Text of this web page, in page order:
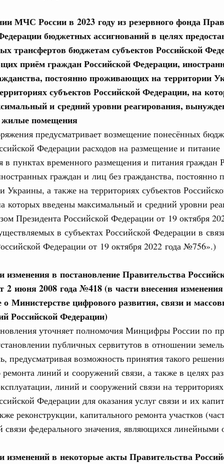
МЧС России в 2023 году из резервного фонда
бюджетных ассигнований в целях
трансфертов бюджетам субъектов Российской
приём граждан Российской Федерации,
постоянно проживающих на территории
субъектов Российской Федерации, на
и средний уровни реагирования,
помещения
предусматривает возмещение понесённых
Федерации расходов на размещение и питание
в пунктах временного размещения и питания граждан
граждан и лиц без гражданства,
Украины, а также на территориях субъектов
которых введены максимальный и средний уровни
Президента Российской Федерации от 19 октября
в субъектах Российской Федерации в
Федерации от 19 октября 2022 года №756».)
изменения в постановление Правительства
2 июня 2008 года №418 (в части внесения изменения
Министерстве цифрового развития, связи и
Российской Федерации)
уточняет полномочия Минцифры России по
публичных сервитутов в отношении
предусматривая возможность принятия такого
ремонта линий и сооружений связи, а также в целях
линий и сооружений связи на
Федерации для оказания услуг связи и их
реконструкции, капитального ремонта участков
федерального значения, являющихся линейными
изменений в некоторые акты Правительства
2 июля 2026 года
понедельник
с представителями Совета палаты
25 июня 2026 года
июня, четверг
в работе Международной
связей и развитию креативных и
понедельник
с рабочим визитом Республику
воскресенье
переговоры с Премьер-министром
Республики Сонсаем Сипхандоном
11 июня 2026 года
июня, среда
3 июня 2026 года
понедельник
Email